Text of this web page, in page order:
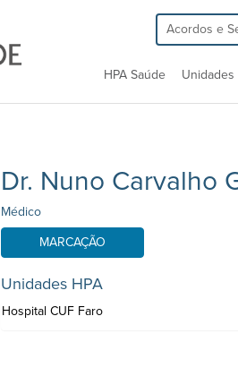
Acordos e
HPA Saúde Unidades
Dr. Nuno Carvalho
Médico
MARCAÇÃO
Unidades HPA
Hospital CUF Faro